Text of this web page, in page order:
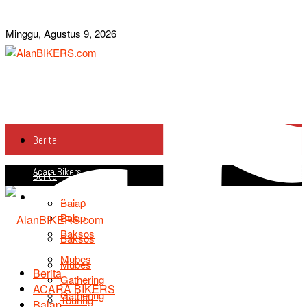
Minggu, Agustus 9, 2026
Berita
Acara Bikers
Balap
Baksos
Mubes
Gathering
Berita
Acara Bikers
Balap
Baksos
Mubes
Gathering
Touring
Berita
ACARA BIKERS